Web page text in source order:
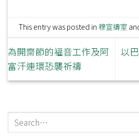
This entry was posted in穆宣禱室
為開齋節的福音工作及阿
富汗連環恐襲祈禱
以